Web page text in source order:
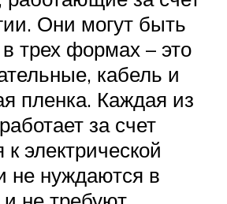
Они могут быть
трех формах – это
кабель и
пленка. Каждая из
за счет
электрической
не нуждаются в